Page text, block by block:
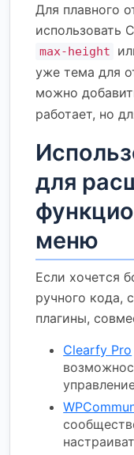
Для плавного
использовать
max-height
уже тема для
можно
работает, но
для
меню
Если хочется
ручного кода,
плагины,
Clearfy Pro